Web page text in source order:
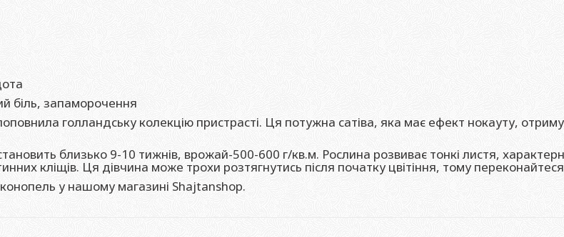
біль, запаморочення
голландську колекцію пристрасті. Ця потужна сатіва, яка має ефект нокауту,
близько 9-10 тижнів, врожай-500-600 г/кв.м. Рослина розвиває тонкі листя,
кліщів. Ця дівчина може трохи розтягнутись після початку цвітіння, тому
у нашому магазині Shajtanshop.